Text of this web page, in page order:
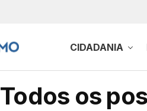
CIDADANIA
Todos os